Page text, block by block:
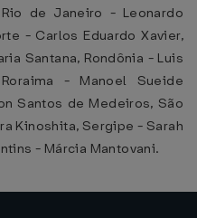
de Janeiro - Leonardo
- Carlos Eduardo Xavier,
Santana, Rondônia - Luis
- Manoel Sueide
Santos de Medeiros, São
Kinoshita, Sergipe - Sarah
- Márcia Mantovani.